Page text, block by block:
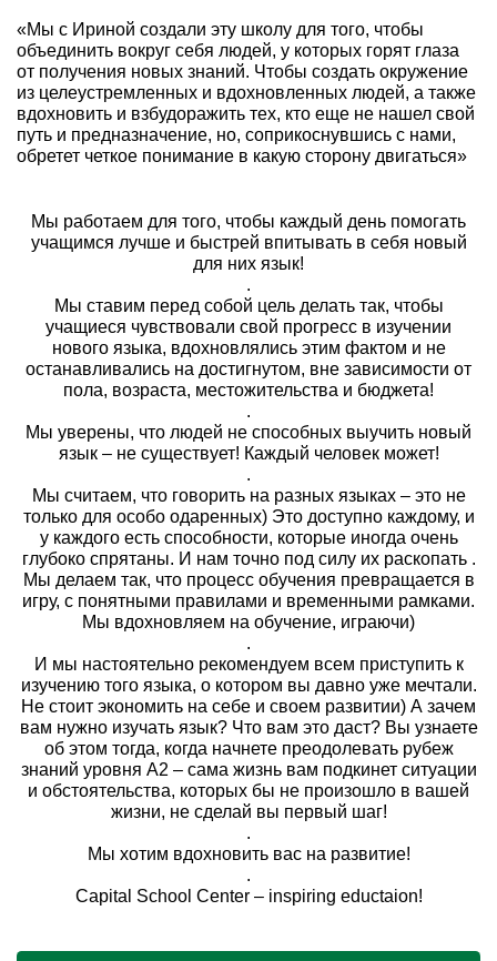
«Мы с Ириной создали эту школу для того, чтобы
объединить вокруг себя людей, у которых горят глаза
от получения новых знаний. Чтобы создать окружение
из целеустремленных и вдохновленных людей, а также
вдохновить и взбудоражить тех, кто еще не нашел свой
путь и предназначение, но, соприкоснувшись с нами,
обретет четкое понимание в какую сторону двигаться»
Мы работаем для того, чтобы каждый день помогать
учащимся лучше и быстрей впитывать в себя новый
для них язык!
.
Мы ставим перед собой цель делать так, чтобы
учащиеся чувствовали свой прогресс в изучении
нового языка, вдохновлялись этим фактом и не
останавливались на достигнутом, вне зависимости от
пола, возраста, местожительства и бюджета!
.
Мы уверены, что людей не способных выучить новый
язык – не существует! Каждый человек может!
.
Мы считаем, что говорить на разных языках – это не
только для особо одаренных) Это доступно каждому, и
у каждого есть способности, которые иногда очень
глубоко спрятаны. И нам точно под силу их раскопать .
Мы делаем так, что процесс обучения превращается в
игру, с понятными правилами и временными рамками.
Мы вдохновляем на обучение, играючи)
.
И мы настоятельно рекомендуем всем приступить к
изучению того языка, о котором вы давно уже мечтали.
Не стоит экономить на себе и своем развитии) А зачем
вам нужно изучать язык? Что вам это даст? Вы узнаете
об этом тогда, когда начнете преодолевать рубеж
знаний уровня А2 – сама жизнь вам подкинет ситуации
и обстоятельства, которых бы не произошло в вашей
жизни, не сделай вы первый шаг!
.
Мы хотим вдохновить вас на развитие!
.
Capital School Center – inspiring eductaion!